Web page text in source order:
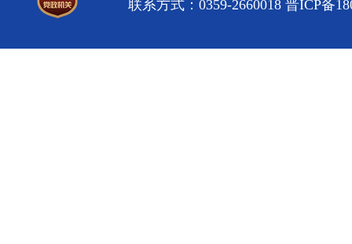
联系方式：0359-2660018 晋ICP备